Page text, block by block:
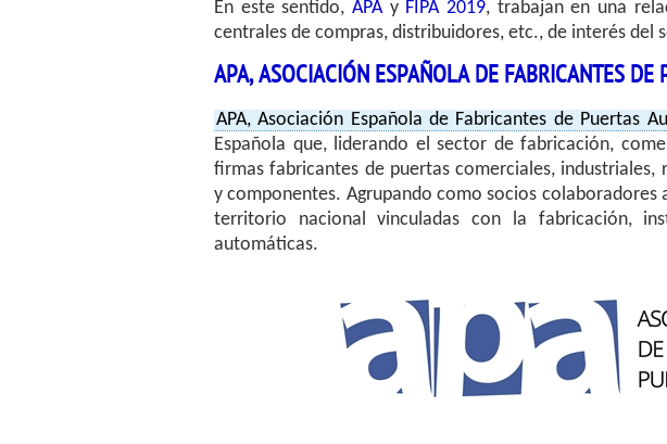
En este sentido, APAy FIPA 2019, trabajan en una
centrales de compras, distribuidores, etc., de interés del
APA, ASOCIACIÓN ESPAÑOLA DE FABRICANTES DE
APA, Asociación Española de Fabricantes de Puertas
Española que, liderando el sector de fabricación,
firmas fabricantes de puertas comerciales,
y componentes. Agrupando como socios
territorio nacional vinculadas con la fabricación,
automáticas.